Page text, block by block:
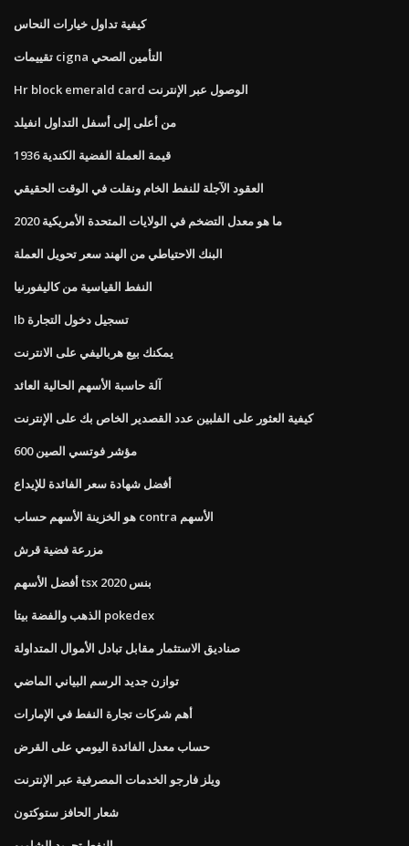
كيفية تداول خيارات النحاس
تقييمات cigna التأمين الصحي
Hr block emerald card الوصول عبر الإنترنت
من أعلى إلى أسفل التداول انفيلد
1936 قيمة العملة الفضية الكندية
العقود الآجلة للنفط الخام ونقلت في الوقت الحقيقي
ما هو معدل التضخم في الولايات المتحدة الأمريكية 2020
البنك الاحتياطي من الهند سعر تحويل العملة
النفط القياسية من كاليفورنيا
Ib تسجيل دخول التجارة
يمكنك بيع هرباليفي على الانترنت
آلة حاسبة الأسهم الحالية العائد
كيفية العثور على الفلبين عدد القصدير الخاص بك على الإنترنت
مؤشر فوتسي الصين 600
أفضل شهادة سعر الفائدة للإيداع
هو الخزينة الأسهم حساب contra الأسهم
مزرعة فضية قرش
أفضل الأسهم tsx بنس 2020
الذهب والفضة بيتا pokedex
صناديق الاستثمار مقابل تبادل الأموال المتداولة
توازن جديد الرسم البياني الماضي
أهم شركات تجارة النفط في الإمارات
حساب معدل الفائدة اليومي على القرض
ويلز فارجو الخدمات المصرفية عبر الإنترنت
شعار الحافز ستوكتون